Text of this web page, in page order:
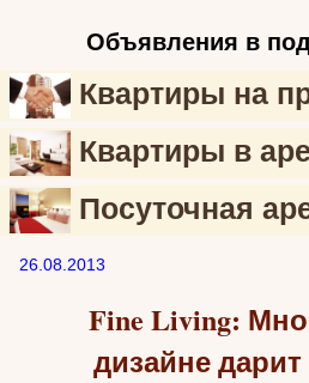
Объявления в
Квартиры на
Квартиры в
Посуточная
26.08.2013
Fine Living:
дизайне